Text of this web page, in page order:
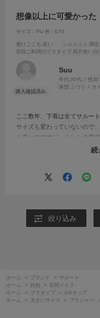
想像以上に可愛かった
サイズ：PU 色：E70
着けごこち:良い シルエット :満足
普段ご利用のブラタイプ :両方使い分
Suu
年代:30代 性別:
体型: ふつう サ
ここ数年、下着は全てサルー
サイズも変わっていないので
も多いのですが、こちらの商
ンションが上がってしまいま続
絞り込み
ホーム > ブランド >
サルート
ホーム
> 目的 >
谷間メイク
ホーム
> ブラタイプ >
3/4カップ
ホーム
> 大きいサイズ > ブラジャー >